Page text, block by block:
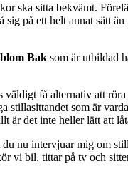
ska sitta bekvämt.
sig på ett helt annat sätt
Bak som är utbildad
få alternativ att
stillasittandet som är
är det inte heller lätt att
nu intervjuar mig om
vi bil, tittar på tv och